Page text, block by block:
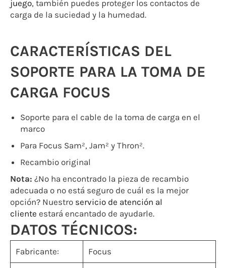
juego, también puedes proteger los contactos de
carga de la suciedad y la humedad.
CARACTERÍSTICAS DEL
SOPORTE PARA LA TOMA DE
CARGA FOCUS
Soporte para el cable de la toma de carga en el
marco
Para Focus Sam², Jam² y Thron².
Recambio original
Nota: ¿No ha encontrado la pieza de recambio
adecuada o no está seguro de cuál es la mejor
opción? Nuestro servicio de atención al
cliente estará encantado de ayudarle.
DATOS TÉCNICOS:
Fabricante: Focus